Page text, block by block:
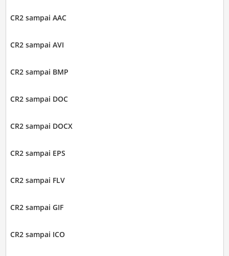
CR2 sampai AAC
CR2 sampai AVI
CR2 sampai BMP
CR2 sampai DOC
CR2 sampai DOCX
CR2 sampai EPS
CR2 sampai FLV
CR2 sampai GIF
CR2 sampai ICO